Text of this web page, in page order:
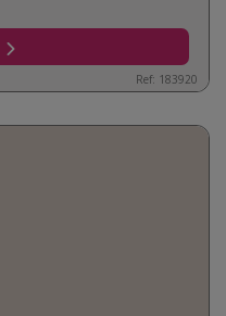
Ref: 183920